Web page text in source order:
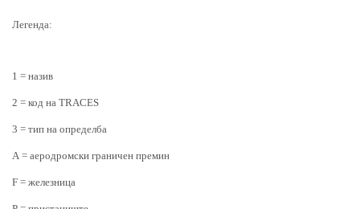
Легенда:
1 = назив
2 = код на TRACES
3 = тип на определба
А = аеродромски граничен премин
F = железница